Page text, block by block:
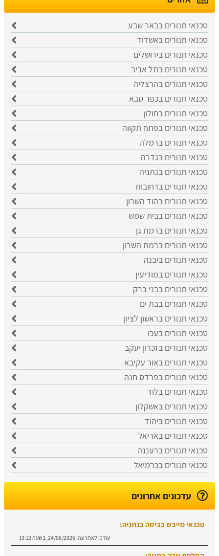
טכנאי תנורים בבאר שבע
טכנאי תנורים באשדוד
טכנאי תנורים בירושלים
טכנאי תנורים בתל אביב
טכנאי תנורים בהרצליה
טכנאי תנורים בכפר סבא
טכנאי תנורים בחולון
טכנאי תנורים בפתח תקווה
טכנאי תנורים ברמלה
טכנאי תנורים בגדרה
טכנאי תנורים בנתניה
טכנאי תנורים ברחובות
טכנאי תנורים בהוד השרון
טכנאי תנורים בבית שמש
טכנאי תנורים ברמת גן
טכנאי תנורים ברמת השרון
טכנאי תנורים ביבנה
טכנאי תנורים במודיעין
טכנאי תנורים בבני ברק
טכנאי תנורים בבת ים
טכנאי תנורים בראשון לציון
טכנאי תנורים בעכו
טכנאי תנורים בזכרון יעקב
טכנאי תנורים באור עקיבא
טכנאי תנורים בפרדס חנה
טכנאי תנורים בלוד
טכנאי תנורים באשקלון
טכנאי תנורים ביהוד
טכנאי תנורים באריאל
טכנאי תנורים ברעננה
טכנאי תנורים בכרמיאל
עדכונים אחרונים
טכנאי מייבש כביסה בנתניה:
עודכן לאחרונה: 24/06/2026, בשעה 13:12